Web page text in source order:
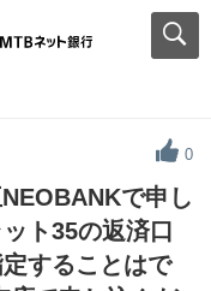
0
で申し
ト35の返済口
することはで